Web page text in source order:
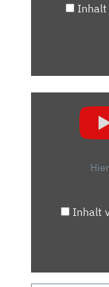
Inhalt
TEST/
Inhalt